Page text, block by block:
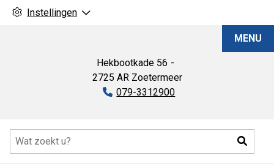
Instellingen
Hekbootkade 56
2725 AR Zoetermeer
Tel:
079-3312900
MENU